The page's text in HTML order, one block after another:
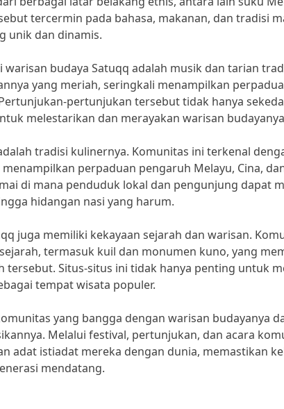
tercermin pada bahasa, makanan, dan tradisi
unik dan dinamis.
budaya Satuqq adalah musik dan tarian
yang meriah, seringkali menampilkan
pertunjukan tersebut tidak hanya
melestarikan dan merayakan warisan
tradisi kulinernya. Komunitas ini terkenal
perpaduan pengaruh Melayu, Cina,
di mana penduduk lokal dan pengunjung dapat
hidangan nasi yang harum.
juga memiliki kekayaan sejarah dan warisan.
termasuk kuil dan monumen kuno, yang
tersebut. Situs-situs ini tidak hanya penting untuk
tempat wisata populer.
yang bangga dengan warisan budayanya
Melalui festival, pertunjukan, dan acara
adat istiadat mereka dengan dunia, memastikan
mendatang.